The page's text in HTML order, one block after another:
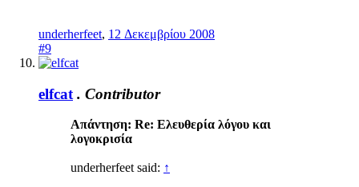
underherfeet, 12 Δεκεμβρίου 2008
#9
elfcat . Contributor
Απάντηση: Re: Ελευθερία λόγου και
λογοκρισία
underherfeet said: ↑